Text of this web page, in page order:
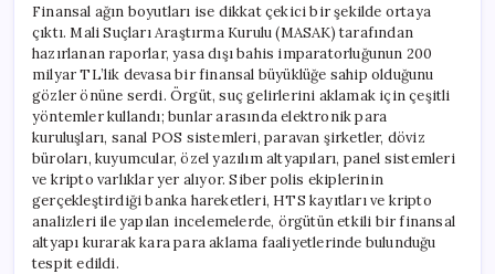
Finansal ağın boyutları ise dikkat çekici bir şekilde ortaya
çıktı. Mali Suçları Araştırma Kurulu (MASAK) tarafından
hazırlanan raporlar, yasa dışı bahis imparatorluğunun 200
milyar TL’lik devasa bir finansal büyüklüğe sahip olduğunu
gözler önüne serdi. Örgüt, suç gelirlerini aklamak için çeşitli
yöntemler kullandı; bunlar arasında elektronik para
kuruluşları, sanal POS sistemleri, paravan şirketler, döviz
büroları, kuyumcular, özel yazılım altyapıları, panel sistemleri
ve kripto varlıklar yer alıyor. Siber polis ekiplerinin
gerçekleştirdiği banka hareketleri, HTS kayıtları ve kripto
analizleri ile yapılan incelemelerde, örgütün etkili bir finansal
altyapı kurarak kara para aklama faaliyetlerinde bulunduğu
tespit edildi.